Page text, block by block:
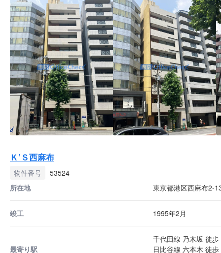
Ｋ’Ｓ西麻布
物件番号
53524
所在地
東京都港区西麻布2-
竣工 1995年2月
最寄り駅
千代田線 乃木坂 徒歩
日比谷線 六本木 徒